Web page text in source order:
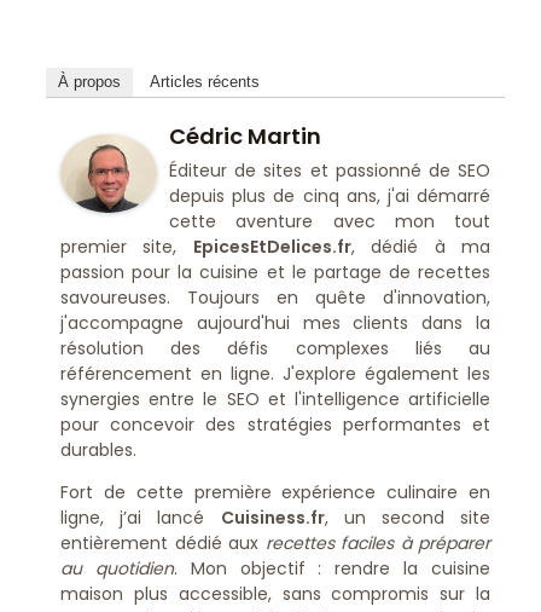
À propos Articles récents
Cédric Martin
Éditeur de sites et passionné de SEO
depuis plus de cinq ans, j'ai démarré
cette aventure avec mon tout
premier site, EpicesEtDelices.fr, dédié à ma
passion pour la cuisine et le partage de recettes
savoureuses. Toujours en quête d'innovation,
j'accompagne aujourd'hui mes clients dans la
résolution des défis complexes liés au
référencement en ligne. J'explore également les
synergies entre le SEO et l'intelligence artificielle
pour concevoir des stratégies performantes et
durables.
Fort de cette première expérience culinaire en
ligne, j’ai lancé Cuisiness.fr, un second site
entièrement dédié aux recettes faciles à préparer
au quotidien. Mon objectif : rendre la cuisine
maison plus accessible, sans compromis sur la